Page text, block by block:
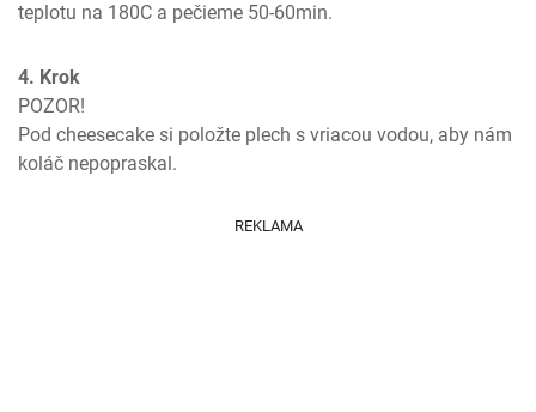
teplotu na 180C a pečieme 50-60min.
4. Krok
POZOR!
Pod cheesecake si položte plech s vriacou vodou, aby nám
koláč nepopraskal.
REKLAMA